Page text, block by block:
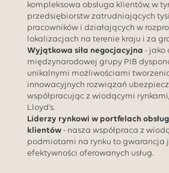
kompleksowa obsługa klientów, w
przedsiębiorstw zatrudniających
pracowników i działających w
lokalizacjach na terenie kraju i za
Wyjątkowa siła negocjacyjna - jako
międzynarodowej grupy PIB
unikalnymi możliwościami
innowacyjnych rozwiązań
współpracując z wiodącymi
Lloyd's.
Liderzy rynkowi w portfelach
klientów - nasza współpraca z
podmiotami na rynku to gwarancja
efektywności oferowanych usług.